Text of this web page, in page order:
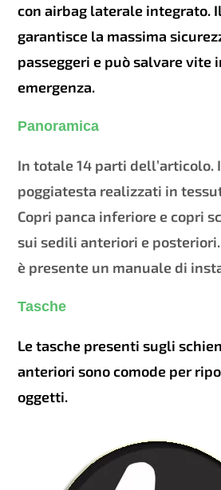
con airbag laterale integrato.
garantisce la massima
passeggeri e può salvare vite
emergenza.
Panoramica
In totale 14 parti dell’articolo.
poggiatesta realizzati in
Copri panca inferiore e copri
sui sedili anteriori e
è presente un manuale di
Tasche
Le tasche presenti sugli
anteriori sono comode per
oggetti.